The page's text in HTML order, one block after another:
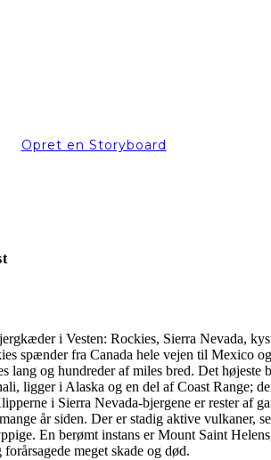
Opret en Storyboard
i Vesten: Rockies, Sierra Nevada,
spænder fra Canada hele vejen til Mexico
lang og hundreder af miles bred. Det højeste
ligger i Alaska og en del af Coast Range;
i Sierra Nevada-bjergene er rester af
år siden. Der er stadig aktive vulkaner,
En berømt instans er Mount Saint
meget skade og død.